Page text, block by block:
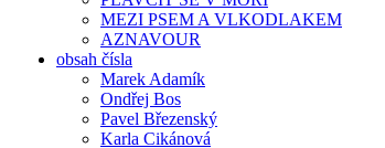
MEZI PSEM A VLKODLAKEM
AZNAVOUR
obsah čísla
Marek Adamík
Ondřej Bos
Pavel Březenský
Karla Cikánová